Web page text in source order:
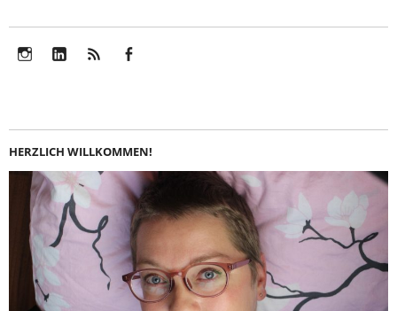
HERZLICH WILLKOMMEN!